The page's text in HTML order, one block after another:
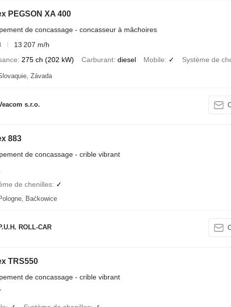
PEGSON XA 400
de concassage - concasseur à mâchoires
13 207 m/h
275 ch (202 kW) Carburant diesel Mobile ✓ Système de
Závada
s.r.o.
883
de concassage - crible vibrant
de chenilles
✓
Baćkowice
ROLL-CAR
TRS550
de concassage - crible vibrant